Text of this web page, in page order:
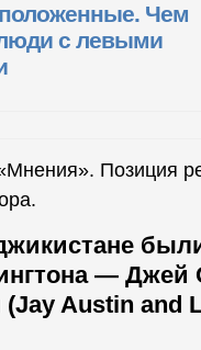
Чем
люди с левыми
Позиция
— Джей
(Jay Austin and